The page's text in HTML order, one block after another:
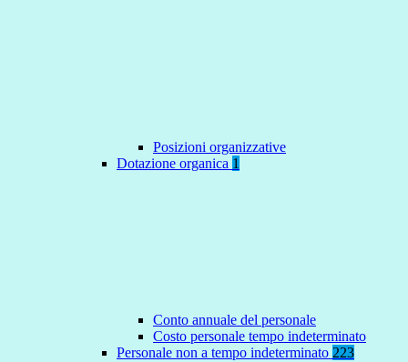
Posizioni organizzative
Dotazione organica 1
Conto annuale del personale
Costo personale tempo indeterminato
Personale non a tempo indeterminato 223